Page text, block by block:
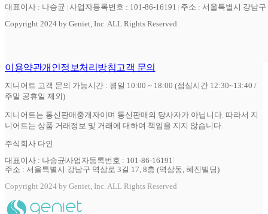
대표이사 : 나승균 사업자등록번호 : 101-86-16191
주소 : 서울특별시 강남
Copyright 2024 by Geniet, Inc. ALL Rights Reserved
이용약관개인정보처리방침고객 문의
지니어트 고객 문의 가능시간 : 평일 10:00 ~ 18:00 (점심시간 12:30~13:40 /
주말 공휴일 제외)
지니어트는 통신판매중개자이며 통신판매의 당사자가 아닙니다. 따라서 지
니어트는 상품 거래정보 및 거래에 대하여 책임을 지지 않습니다.
주식회사 다인
대표이사 : 나승균사업자등록번호 : 101-86-16191
주소 : 서울특별시 강남구 역삼로 3길 17, 8층 (역삼동, 혜진빌딩)
Copyright 2024 by Geniet, Inc. ALL Rights Reserved